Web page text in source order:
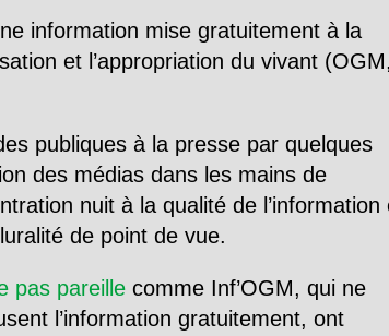
information mise gratuitement à la
et l’appropriation du vivant (OGM,
publiques à la presse par quelques
des médias dans les mains de
nuit à la qualité de l’information
de point de vue.
pas pareille comme Inf’OGM, qui ne
l’information gratuitement, ont